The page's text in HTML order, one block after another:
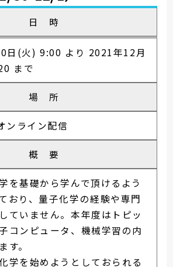
日 時
日(火) 9:00 より 2021年12月
まで
場 所
ンライン配信
概 要
を基礎から学んで頂けるよう
おり、量子化学の経験や専門
ていません。本年度はトピッ
コンピュータ、機械学習の内
す。
学を始めようとしておられる